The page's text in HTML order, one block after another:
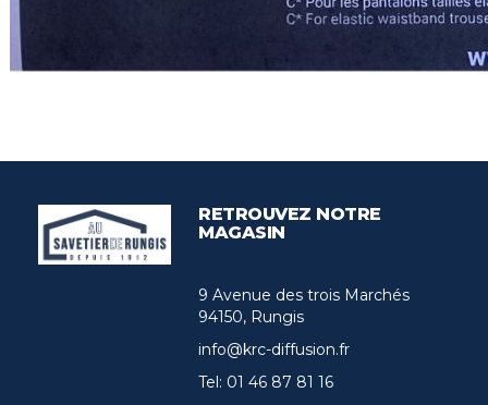
RETROUVEZ NOTRE
MAGASIN
9 Avenue des trois Marchés
94150, Rungis
info@krc-diffusion.fr
Tel: 01 46 87 81 16